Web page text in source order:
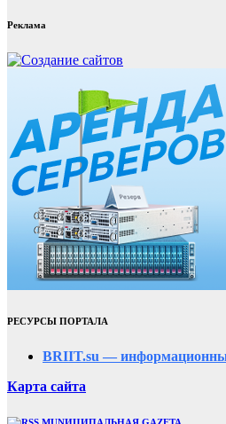
Реклама
РЕСУРСЫ ПОРТАЛА
BRIIT.su —
Карта сайта